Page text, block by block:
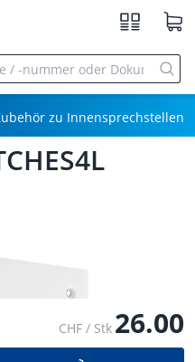
zu Innensprechstellen
CHF / Stk 26.00